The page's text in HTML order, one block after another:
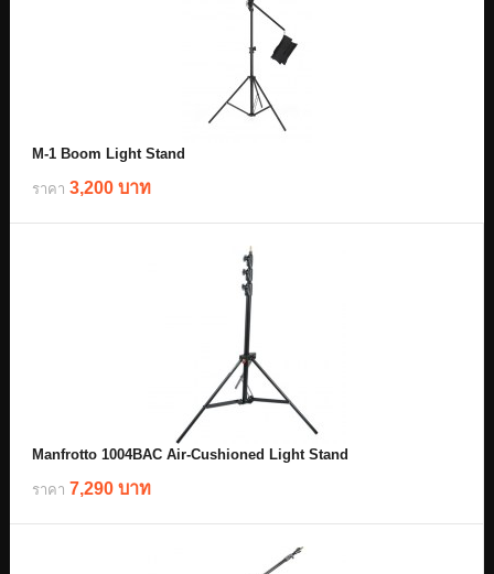
M-1 Boom Light Stand
ราคา 3,200 บาท
Manfrotto 1004BAC Air-Cushioned Light Stand
ราคา 7,290 บาท